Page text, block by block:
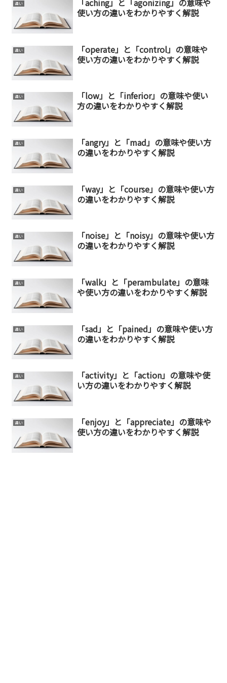
違い
「aching」と「agonizing」の意味や
使い方の違いをわかりやすく解説
違い
「operate」と「control」の意味や
使い方の違いをわかりやすく解説
違い
「low」と「inferior」の意味や使い
方の違いをわかりやすく解説
違い
「angry」と「mad」の意味や使い方
の違いをわかりやすく解説
違い
「way」と「course」の意味や使い方
の違いをわかりやすく解説
違い
「noise」と「noisy」の意味や使い方
の違いをわかりやすく解説
違い
「walk」と「perambulate」の意味
や使い方の違いをわかりやすく解説
違い
「sad」と「pained」の意味や使い方
の違いをわかりやすく解説
違い
「activity」と「action」の意味や使
い方の違いをわかりやすく解説
違い
「enjoy」と「appreciate」の意味や
使い方の違いをわかりやすく解説